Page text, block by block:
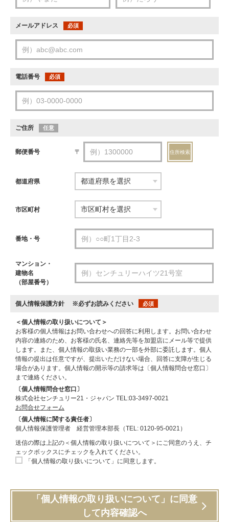
メールアドレス 必須
電話番号 必須
ご住所 任意
郵便番号 〒 住所検索
都道府県
市区町村
番地・号
マンション・
建物名
（部屋番号）
個人情報保護方針 ※必ずお読みください 必須
＜個人情報の取り扱いについて＞
お客様の個人情報はお問い合わせへの回答に利用します。お問い合わせ
内容の連絡のため、お客様の氏名、連絡先等を加盟店にメール等で提供
します。また、個人情報の取扱い業務の一部を外部に委託します。個人
情報の提出は任意ですが、提出いただけない場合、回答に支障が生じる
場合があります。個人情報の開示等の請求等は〔個人情報問合せ窓口〕
まで連絡ください。
〔個人情報問合せ窓口〕
株式会社センチュリー21・ジャパン TEL:03-3497-0021
お問合せフォーム
〔個人情報に関する責任者〕
個人情報保護管理者 経営管理本部長（TEL: 0120-95-0021）
送信の際は上記の＜個人情報の取り扱いについて＞にご同意のうえ、チ
ェックボックスにチェックを入れてください。
「個人情報の取り扱いについて」に同意します。
「個人情報の取り扱いについて」に同意
して内容確認へ